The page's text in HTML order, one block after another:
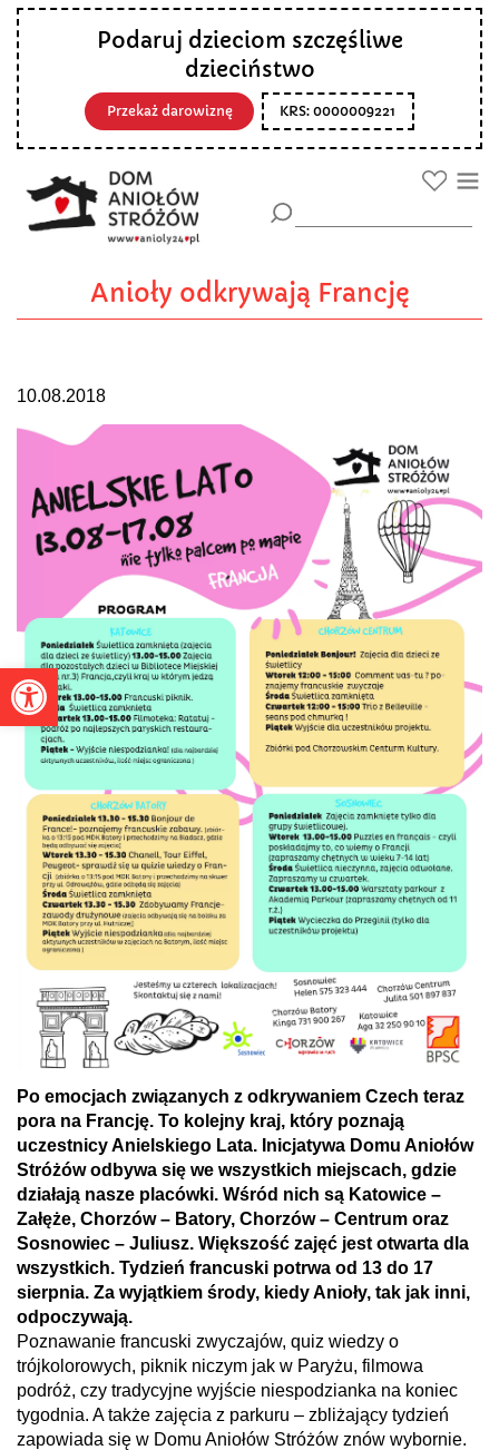
Otwórz pasek narzędzi
Podaruj dzieciom szczęśliwe
dzieciństwo
Przekaż darowiznę KRS: 0000009221
Anioły odkrywają Francję
10.08.2018
Po emocjach związanych z odkrywaniem Czech teraz
pora na Francję. To kolejny kraj, który poznają
uczestnicy Anielskiego Lata. Inicjatywa Domu Aniołów
Stróżów odbywa się we wszystkich miejscach, gdzie
działają nasze placówki. Wśród nich są Katowice –
Załęże, Chorzów – Batory, Chorzów – Centrum oraz
Sosnowiec – Juliusz. Większość zajęć jest otwarta dla
wszystkich. Tydzień francuski potrwa od 13 do 17
sierpnia. Za wyjątkiem środy, kiedy Anioły, tak jak inni,
odpoczywają.
Poznawanie francuski zwyczajów, quiz wiedzy o
trójkolorowych, piknik niczym jak w Paryżu, filmowa
podróż, czy tradycyjne wyjście niespodzianka na koniec
tygodnia. A także zajęcia z parkuru – zbliżający tydzień
zapowiada się w Domu Aniołów Stróżów znów wybornie.